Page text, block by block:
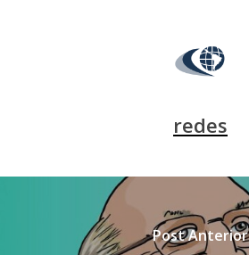
redes
Post Anterior